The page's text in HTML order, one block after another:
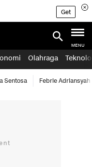
Get
MENU
Olahraga
Sentosa Febrie Adriansyah